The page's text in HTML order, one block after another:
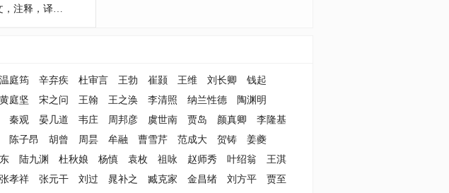
李白《送陆判官往琵琶峡》原文，注释，译文，赏析
温庭筠 辛弃疾 杜审言 王勃 崔颢 王维 刘长卿
钱起
黄庭坚 宋之问 王翰 王之涣 李清照 纳兰性德
陶渊明
秦观 晏几道 韦庄 周邦彦 虞世南 贾岛 颜真卿
李隆基
陈子昂 胡曾 周昙 牟融 曹雪芹 范成大 贺铸
姜夔
陆九渊 杜秋娘 杨慎 袁枚 祖咏 赵师秀 叶绍翁
王淇
张孝祥 张元干 刘过 晁补之 臧克家 金昌绪 刘方平
贾至